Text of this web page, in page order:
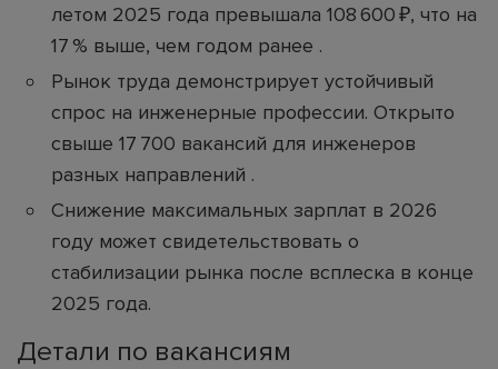
летом 2025 года превышала 108 600 ₽, что на
17 % выше, чем годом ранее .
Рынок труда демонстрирует устойчивый
спрос на инженерные профессии. Открыто
свыше 17 700 вакансий для инженеров
разных направлений .
Снижение максимальных зарплат в 2026
году может свидетельствовать о
стабилизации рынка после всплеска в конце
2025 года.
Детали по вакансиям